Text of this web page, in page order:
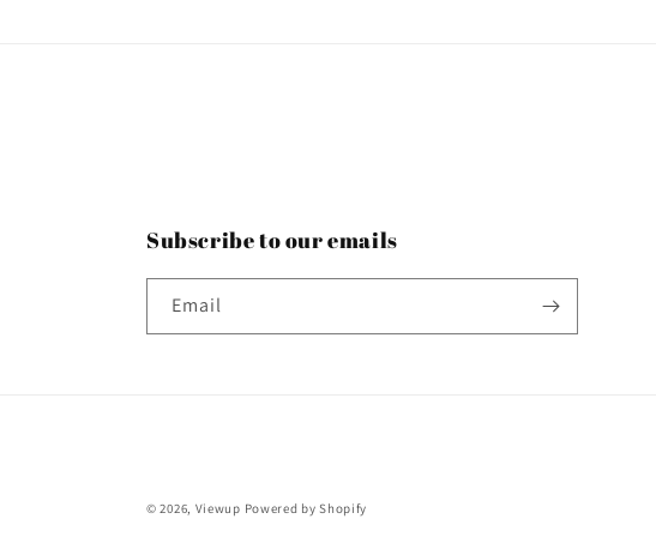
Subscribe to our emails
Email
© 2026, Viewup Powered by Shopify